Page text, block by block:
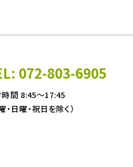
072-803-6905
間 8:45～17:45
・日曜・祝日を除く）